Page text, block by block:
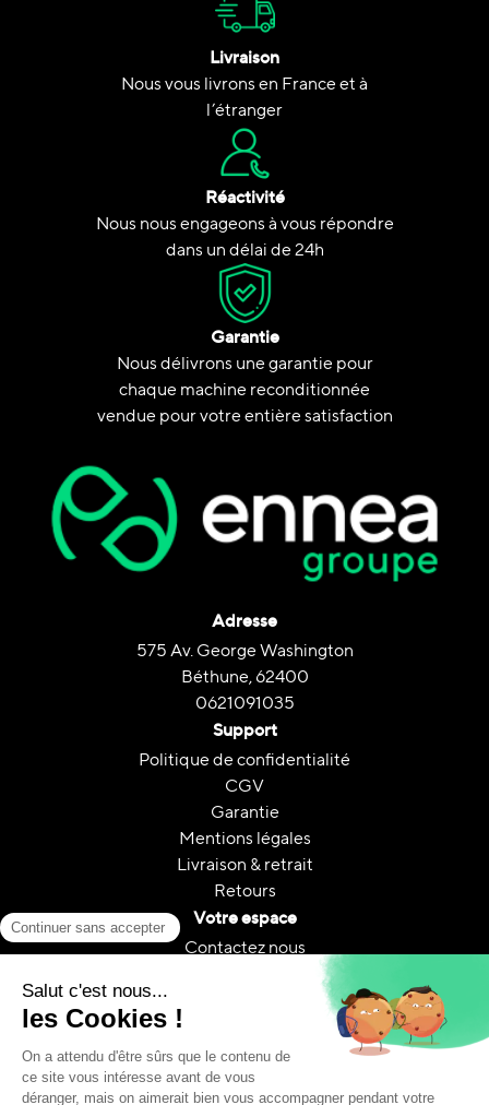
Livraison
Nous vous livrons en France et à
l’étranger
Réactivité
Nous nous engageons à vous répondre
dans un délai de 24h
Garantie
Nous délivrons une garantie pour
chaque machine reconditionnée
vendue pour votre entière satisfaction
Adresse
575 Av. George Washington
Béthune, 62400
0621091035
Support
Politique de confidentialité
CGV
Garantie
Mentions légales
Livraison & retrait
Retours
Votre espace
Contactez nous
A propos
Le reconditionnement